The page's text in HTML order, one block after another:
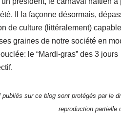
Il la façonne désormais,
de culture (littéralement)
graines de notre société en
le “Mardi-gras” des 3 jours
sur ce blog sont protégés par le
reproduction partielle